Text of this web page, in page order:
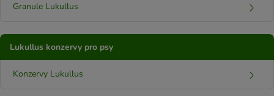
Granule Lukullus
Lukullus konzervy pro psy
Konzervy Lukullus